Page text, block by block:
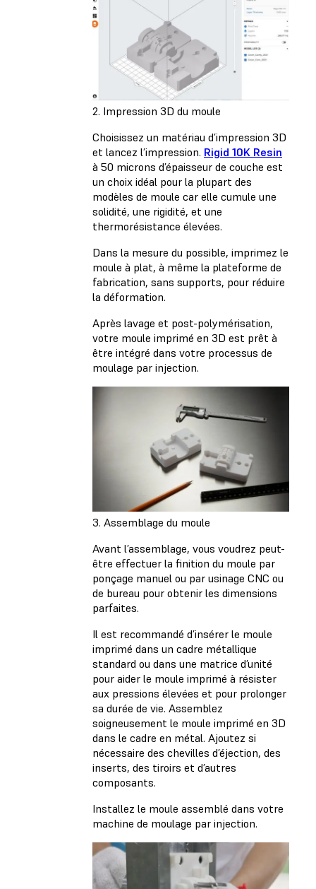
2. Impression 3D du moule
Choisissez un matériau d’impression 3D
et lancez l’impression. Rigid 10K Resin
à 50 microns d’épaisseur de couche est
un choix idéal pour la plupart des
modèles de moule car elle cumule une
solidité, une rigidité, et une
thermorésistance élevées.
Dans la mesure du possible, imprimez le
moule à plat, à même la plateforme de
fabrication, sans supports, pour réduire
la déformation.
Après lavage et post-polymérisation,
votre moule imprimé en 3D est prêt à
être intégré dans votre processus de
moulage par injection.
3. Assemblage du moule
Avant l’assemblage, vous voudrez peut-
être effectuer la finition du moule par
ponçage manuel ou par usinage CNC ou
de bureau pour obtenir les dimensions
parfaites.
Il est recommandé d’insérer le moule
imprimé dans un cadre métallique
standard ou dans une matrice d’unité
pour aider le moule imprimé à résister
aux pressions élevées et pour prolonger
sa durée de vie. Assemblez
soigneusement le moule imprimé en 3D
dans le cadre en métal. Ajoutez si
nécessaire des chevilles d’éjection, des
inserts, des tiroirs et d’autres
composants.
Installez le moule assemblé dans votre
machine de moulage par injection.